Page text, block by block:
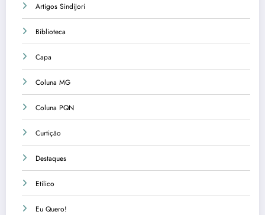
Artigos SindiJori
Biblioteca
Capa
Coluna MG
Coluna PQN
Curtição
Destaques
Etílico
Eu Quero!